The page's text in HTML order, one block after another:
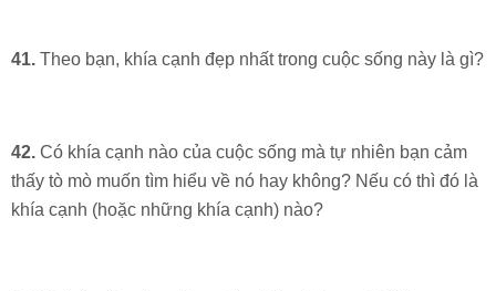
41. Theo bạn, khía cạnh đẹp nhất trong cuộc sống này là gì?
42. Có khía cạnh nào của cuộc sống mà tự nhiên bạn cảm
thấy tò mò muốn tìm hiểu về nó hay không? Nếu có thì đó là
khía cạnh (hoặc những khía cạnh) nào?